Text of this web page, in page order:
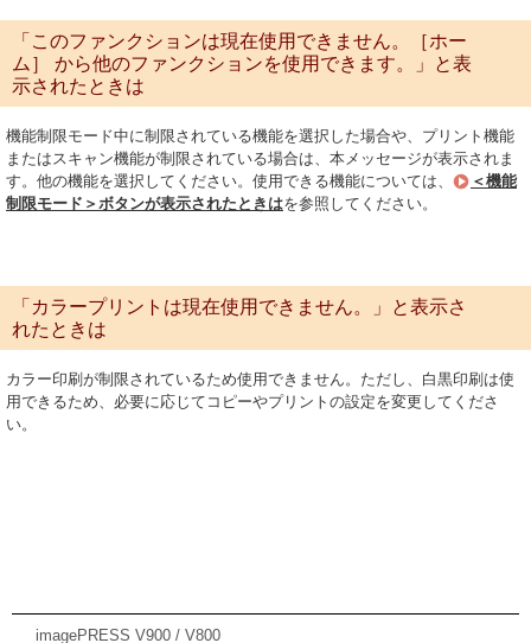
「このファンクションは現在使用できません。［ホー
ム］ から他のファンクションを使用できます。」と表
示されたときは
機能制限モード中に制限されている機能を選択した場合や、プリント機能
またはスキャン機能が制限されている場合は、本メッセージが表示されま
す。他の機能を選択してください。使用できる機能については、
＜機能
制限モード＞ボタンが表示されたときはを参照してください。
「カラープリントは現在使用できません。」と表示さ
れたときは
カラー印刷が制限されているため使用できません。ただし、白黒印刷は使
用できるため、必要に応じてコピーやプリントの設定を変更してくださ
い。
imagePRESS V900 / V800